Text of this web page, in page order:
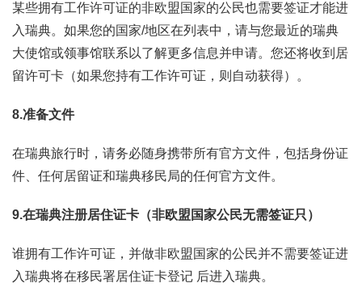
某些拥有工作许可证的非欧盟国家的公民也需要签证才能进
入瑞典。如果您的国家/地区在列表中，请与您最近的瑞典
大使馆或领事馆联系以了解更多信息并申请。您还将收到居
留许可卡（如果您持有工作许可证，则自动获得）。
8.准备文件
在瑞典旅行时，请务必随身携带所有官方文件，包括身份证
件、任何居留证和瑞典移民局的任何官方文件。
9.在瑞典注册居住证卡（非欧盟国家公民无需签证只）
谁拥有工作许可证，并做非欧盟国家的公民并不需要签证进
入瑞典将在移民署居住证卡登记 后进入瑞典。